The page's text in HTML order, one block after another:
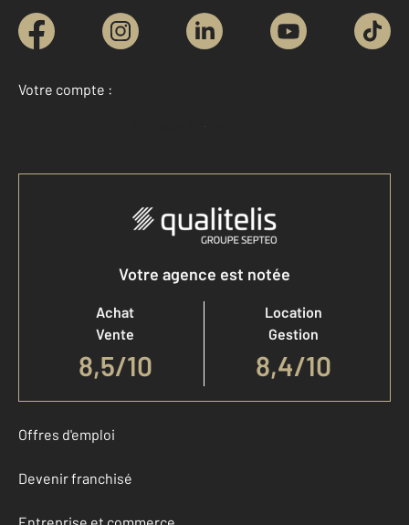
Votre compte :
Accéder à mon compte
Votre agence est notée
Achat
Vente
8,5/10
Location
Gestion
8,4/10
Offres d'emploi
Devenir franchisé